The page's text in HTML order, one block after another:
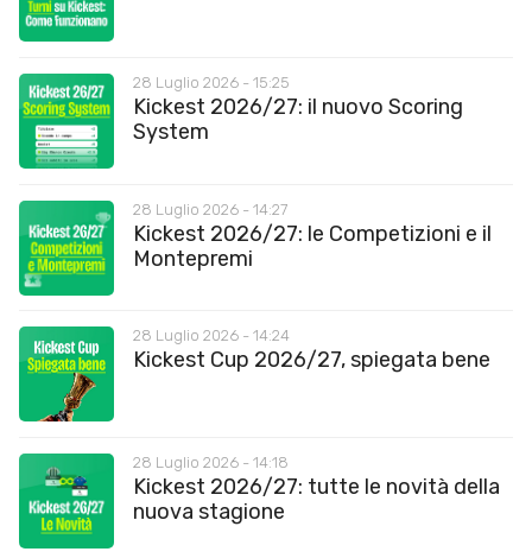
28 Luglio 2026 - 15:25
Kickest 2026/27: il nuovo Scoring
System
28 Luglio 2026 - 14:27
Kickest 2026/27: le Competizioni e il
Montepremi
28 Luglio 2026 - 14:24
Kickest Cup 2026/27, spiegata bene
28 Luglio 2026 - 14:18
Kickest 2026/27: tutte le novità della
nuova stagione